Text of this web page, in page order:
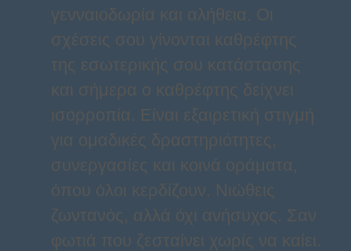
γενναιοδωρία και αλήθεια. Οι
σχέσεις σου γίνονται καθρέφτης
της εσωτερικής σου κατάστασης
και σήμερα ο καθρέφτης δείχνει
ισορροπία. Είναι εξαιρετική στιγμή
για ομαδικές δραστηριότητες,
συνεργασίες και κοινά οράματα,
όπου όλοι κερδίζουν. Νιώθεις
ζωντανός, αλλά όχι ανήσυχος. Σαν
φωτιά που ζεσταίνει χωρίς να καίει.